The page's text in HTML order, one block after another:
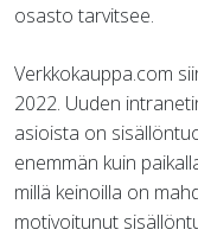
osasto tarvitsee.
Verkkokauppa.com
2022. Uuden
asioista on
enemmän kuin
millä keinoilla on
motivoitunut